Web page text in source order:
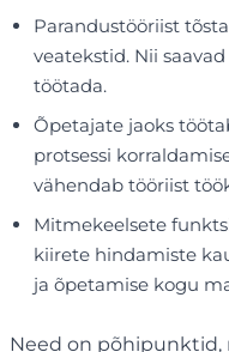
Parandustööriist
veatekstid. Nii
töötada.
Õpetajate jaoks
protsessi
vähendab tööriist
Mitmekeelsete
kiirete hindamiste
ja õpetamise kogu
Need on põhipunktid,